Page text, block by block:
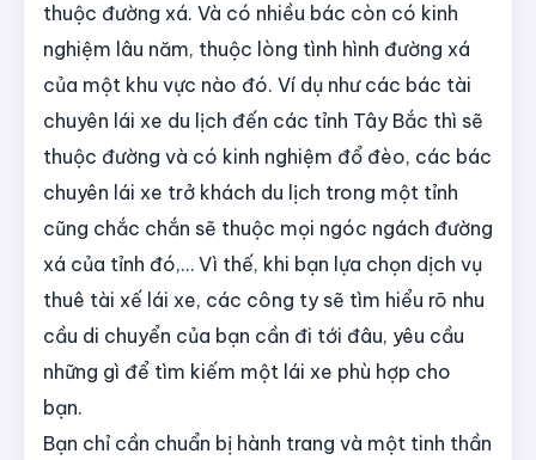
thuộc đường xá. Và có nhiều bác còn có kinh
nghiệm lâu năm, thuộc lòng tình hình đường xá
của một khu vực nào đó. Ví dụ như các bác tài
chuyên lái xe du lịch đến các tỉnh Tây Bắc thì sẽ
thuộc đường và có kinh nghiệm đổ đèo, các bác
chuyên lái xe trở khách du lịch trong một tỉnh
cũng chắc chắn sẽ thuộc mọi ngóc ngách đường
xá của tỉnh đó,… Vì thế, khi bạn lựa chọn dịch vụ
thuê tài xế lái xe, các công ty sẽ tìm hiểu rõ nhu
cầu di chuyển của bạn cần đi tới đâu, yêu cầu
những gì để tìm kiếm một lái xe phù hợp cho
bạn.
Bạn chỉ cần chuẩn bị hành trang và một tinh thần